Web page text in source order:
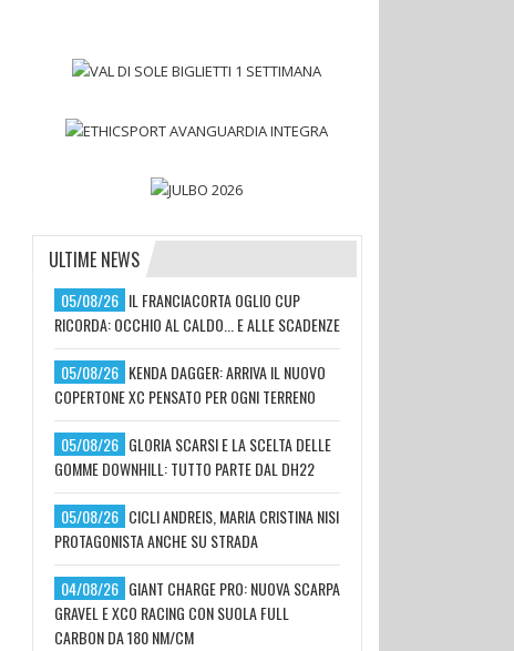
ULTIME NEWS
05/08/26 IL FRANCIACORTA OGLIO CUP
RICORDA: OCCHIO AL CALDO... E ALLE SCADENZE
05/08/26 KENDA DAGGER: ARRIVA IL NUOVO
COPERTONE XC PENSATO PER OGNI TERRENO
05/08/26 GLORIA SCARSI E LA SCELTA DELLE
GOMME DOWNHILL: TUTTO PARTE DAL DH22
05/08/26 CICLI ANDREIS, MARIA CRISTINA NISI
PROTAGONISTA ANCHE SU STRADA
04/08/26 GIANT CHARGE PRO: NUOVA SCARPA
GRAVEL E XCO RACING CON SUOLA FULL
CARBON DA 180 NM/CM